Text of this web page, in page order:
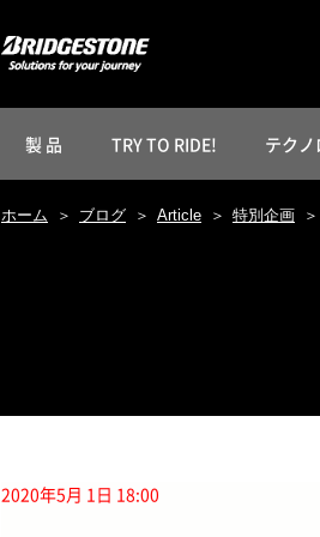
製 品 TRY TO RIDE! テク
ホーム ブログ Article 特別企画
2020年5月 1日 18:00